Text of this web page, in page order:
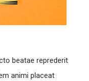
beatae reprederit
animi placeat